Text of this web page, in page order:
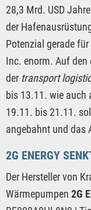
28,3 Mrd. USD
der
Potenzial gerade
Inc. enorm. Auf den
der transport
bis 13.11. wie auch
19.11. bis 21.11.
angebahnt und das
2G ENERGY
Der Hersteller von
Wärmepumpen 2G